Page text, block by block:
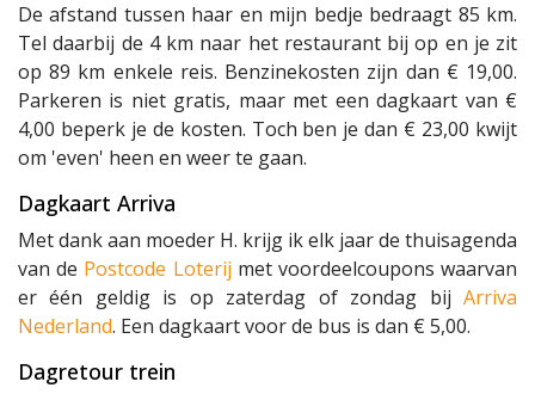
De afstand tussen haar en mijn bedje bedraagt 85 km.
Tel daarbij de 4 km naar het restaurant bij op en je zit
op 89 km enkele reis. Benzinekosten zijn dan € 19,00.
Parkeren is niet gratis, maar met een dagkaart van €
4,00 beperk je de kosten. Toch ben je dan € 23,00 kwijt
om 'even' heen en weer te gaan.
Dagkaart Arriva
Met dank aan moeder H. krijg ik elk jaar de thuisagenda
van de Postcode Loterij met voordeelcoupons waarvan
er één geldig is op zaterdag of zondag bij Arriva
Nederland. Een dagkaart voor de bus is dan € 5,00.
Dagretour trein